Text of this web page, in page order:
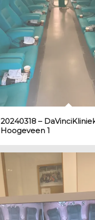
20240318 –
Hoogeveen 1